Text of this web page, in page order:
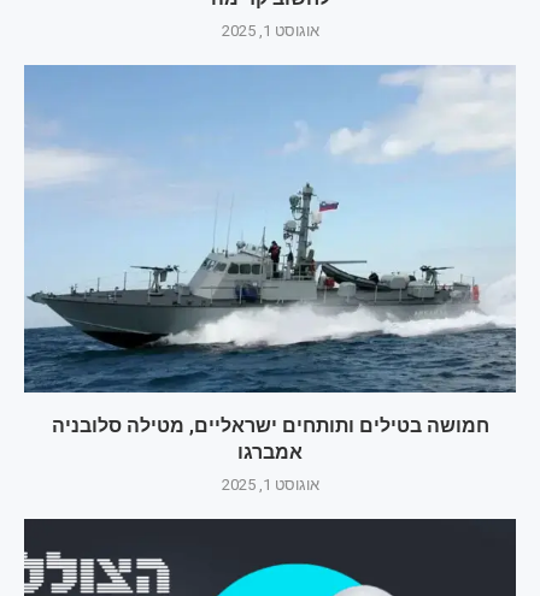
אוגוסט 1, 2025
חמושה בטילים ותותחים ישראליים, מטילה סלובניה
אמברגו
אוגוסט 1, 2025